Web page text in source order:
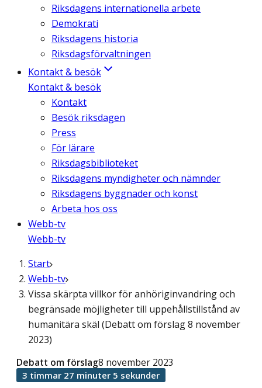
Riksdagens internationella arbete
Demokrati
Riksdagens historia
Riksdagsförvaltningen
Kontakt & besök
Kontakt & besök
Kontakt
Besök riksdagen
Press
För lärare
Riksdagsbiblioteket
Riksdagens myndigheter och nämnder
Riksdagens byggnader och konst
Arbeta hos oss
Webb-tv
Webb-tv
Start
Webb-tv
Vissa skärpta villkor för anhöriginvandring och
begränsade möjligheter till uppehållstillstånd av
humanitära skäl (Debatt om förslag 8 november
2023)
Debatt om förslag8 november 2023
3 timmar 27 minuter 5 sekunder